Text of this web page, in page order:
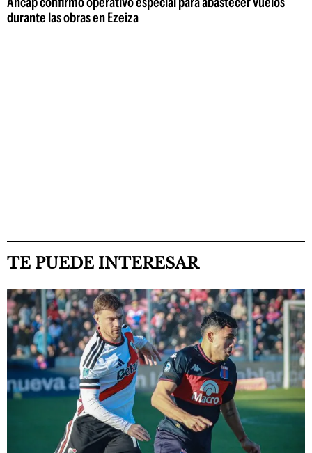
durante las obras en Ezeiza
TE PUEDE INTERESAR